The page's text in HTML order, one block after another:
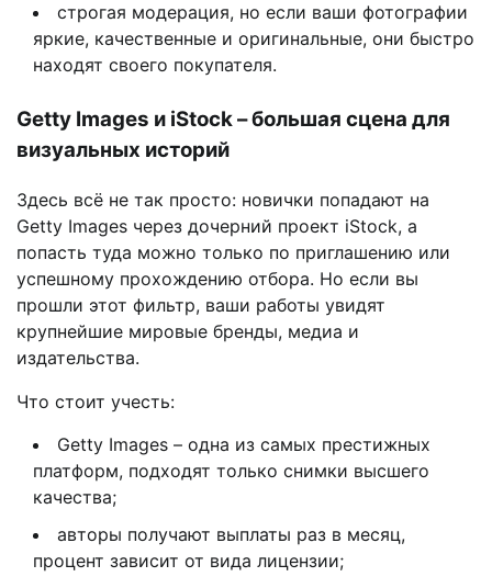
строгая модерация, но если ваши фотографии
яркие, качественные и оригинальные, они быстро
находят своего покупателя.
Getty Images и iStock – большая сцена для
визуальных историй
Здесь всё не так просто: новички попадают на
Getty Images через дочерний проект iStock, а
попасть туда можно только по приглашению или
успешному прохождению отбора. Но если вы
прошли этот фильтр, ваши работы увидят
крупнейшие мировые бренды, медиа и
издательства.
Что стоит учесть:
Getty Images – одна из самых престижных
платформ, подходят только снимки высшего
качества;
авторы получают выплаты раз в месяц,
процент зависит от вида лицензии;